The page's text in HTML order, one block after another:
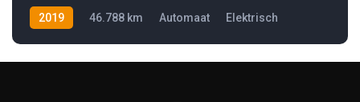
2019 46.788 km Automaat Elektrisch